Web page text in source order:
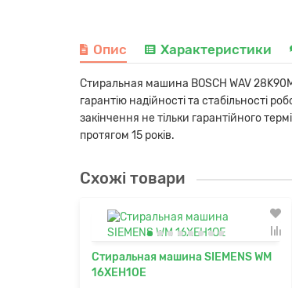
Опис Характеристики
Стиральная машина BOSCH WAV
гарантію надійності та стабільності
закінчення не тільки гарантійного
протягом 15 років.
Схожі товари
Стиральная машина SIEMENS WM
16XEH1OE